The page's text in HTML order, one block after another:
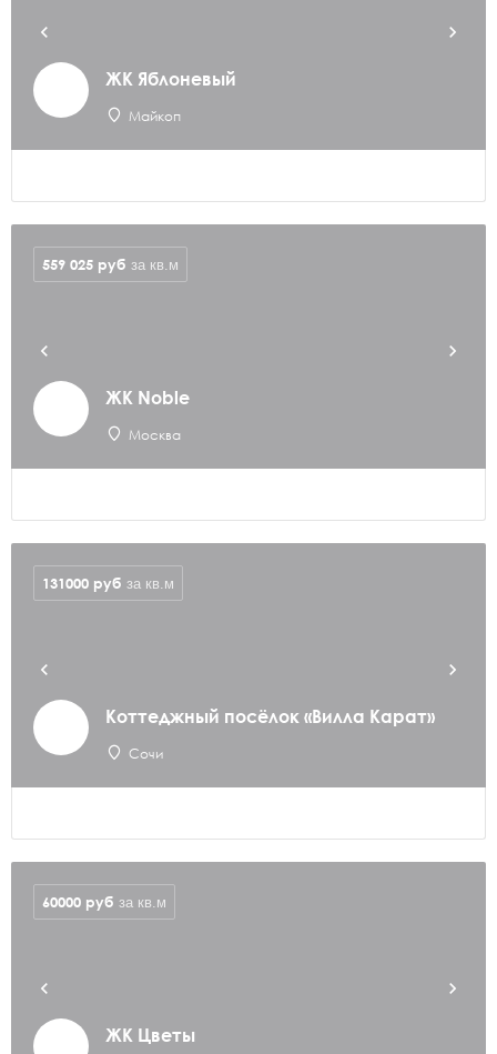
ЖК Яблоневый
Майкоп
ЖК Noble
Москва
559 025 руб за кв.м
Коттеджный посёлок «Вилла Карат»
Сочи
131000 руб за кв.м
ЖК Цветы
60000 руб за кв.м